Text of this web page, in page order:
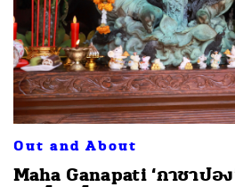
Out and About
Maha Ganapati ‘กาชาปอง